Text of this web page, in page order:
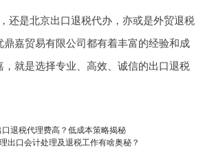
还是北京出口退税代办，亦或是外贸退税
鼎嘉贸易有限公司都有着丰富的经验和成
就是选择专业、高效、诚信的出口退税
口退税代理费高？低成本策略揭秘
出口会计处理及退税工作有啥奥秘？